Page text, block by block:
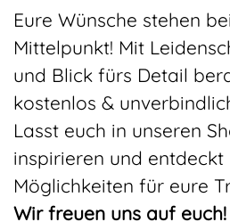
Eure Wünsche stehen
Mittelpunkt! Mit
und Blick fürs Detail
kostenlos &
Lasst euch in unseren
inspirieren und entdeckt
Möglichkeiten für eure
Wir freuen uns auf euch!